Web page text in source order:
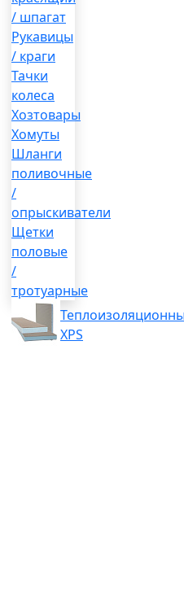
/ шпагат
Рукавицы
/ краги
Тачки
колеса
Хозтовары
Хомуты
Шланги
поливочные
/
опрыскиватели
Щетки
половые
/
тротуарные
XPS